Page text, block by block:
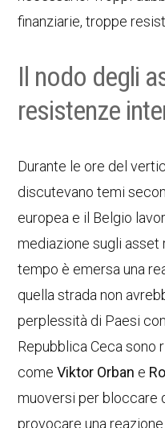
finanziarie, troppe
Il nodo degli
resistenze
Durante le ore del
discutevano temi
europea e il Belgio
mediazione sugli asset
tempo è emersa una
quella strada non
perplessità di Paesi
Repubblica Ceca sono
comeViktor Orban e
muoversi per bloccare
provocare una